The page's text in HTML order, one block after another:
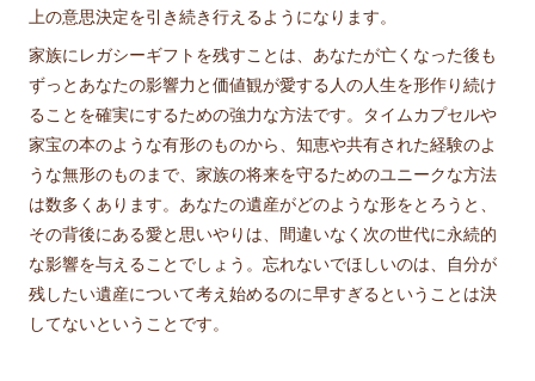
上の意思決定を引き続き行えるようになります。
家族にレガシーギフトを残すことは、あなたが亡くなった後も
ずっとあなたの影響力と価値観が愛する人の人生を形作り続け
ることを確実にするための強力な方法です。タイムカプセルや
家宝の本のような有形のものから、知恵や共有された経験のよ
うな無形のものまで、家族の将来を守るためのユニークな方法
は数多くあります。あなたの遺産がどのような形をとろうと、
その背後にある愛と思いやりは、間違いなく次の世代に永続的
な影響を与えることでしょう。忘れないでほしいのは、自分が
残したい遺産について考え始めるのに早すぎるということは決
してないということです。